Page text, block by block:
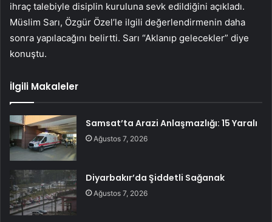
ihraç talebiyle disiplin kuruluna sevk edildiğini açıkladı.
Müslim Sarı, Özgür Özel’le ilgili değerlendirmenin daha
sonra yapılacağını belirtti. Sarı “Aklanıp gelecekler” diye
konuştu.
İlgili Makaleler
Samsat’ta Arazi Anlaşmazlığı: 15 Yaralı
Ağustos 7, 2026
Diyarbakır’da Şiddetli Sağanak
Ağustos 7, 2026